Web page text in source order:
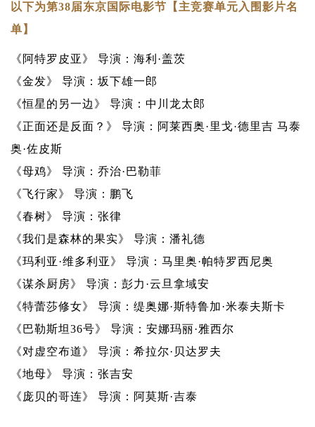
以下为第38届东京国际电影节【主竞赛单元入围影片名
单】
《阿特罗皮亚》 导演：海利·盖茨
《金发》 导演：坂下雄一郎
《恒星的另一边》 导演：中川龙太郎
《正面还是反面？》 导演：阿莱西奥·里戈·德里吉 马泰
奥·佐皮斯
《母鸡》 导演：乔治·巴勒菲
《飞行家》 导演：鹏飞
《春树》 导演：张律
《我们是森林的果实》 导演：潘礼德
《玛利亚·维多利亚》 导演：马里奥·帕特罗西尼奥
《谋杀厨房》 导演：彭力·云旦拿域安
《特蕾莎修女》 导演：缇奥娜·斯特鲁加·米泰夫斯卡
《巴勒斯坦36号》 导演：安娜玛丽·雅西尔
《对虚空布道》 导演：希拉尔·贝达罗夫
《地母》 导演：张吉安
《庞贝的哥连》 导演：阿莫斯·吉泰